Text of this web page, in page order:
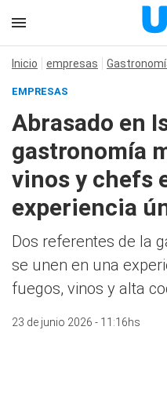
Inicio empresas
EMPRESAS
Abrasado en
gastronomía
vinos y chefs
experiencia
Dos referentes de la
se unen en una
fuegos, vinos y alta
23 de junio 2026 - 11:16hs